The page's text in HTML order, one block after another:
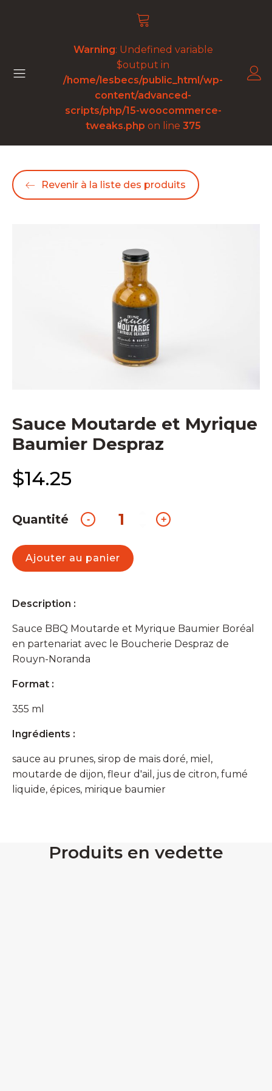
Warning: Undefined variable
$output in
/home/lesbecs/public_html/wp-
content/advanced-
scripts/php/15-woocommerce-
tweaks.php on line 375
Revenir à la liste des produits
Sauce Moutarde et Myrique
Baumier Despraz
$14.25
Quantité - quantité
et
Myrique
+
Ajouter au panier
Description :
Sauce BBQ Moutarde et Myrique Baumier Boréal
en partenariat avec le Boucherie Despraz de
Rouyn-Noranda
Format :
355 ml
Ingrédients :
sauce au prunes, sirop de maïs doré, miel,
moutarde de dijon, fleur d'ail, jus de citron, fumé
liquide, épices, mirique baumier
Produits en vedette